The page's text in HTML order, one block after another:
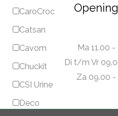
CaroCroc
Catsan
Cavom
Chuckit
CSI Urine
Deco
Ma 11.00 -
Di t/m Vr
Za 09.00 -